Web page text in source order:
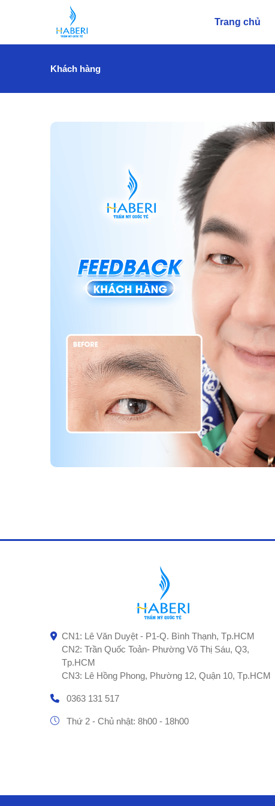
Trang chủ
Khách hàng
CN1: Lê Văn Duyệt - P1-Q. Bình Thạnh, Tp.HCM
CN2: Trần Quốc Toản- Phường Võ Thị Sáu, Q3,
Tp.HCM
CN3: Lê Hồng Phong, Phường 12, Quận 10, Tp.HCM
0363 131 517
Thứ 2 - Chủ nhật: 8h00 - 18h00